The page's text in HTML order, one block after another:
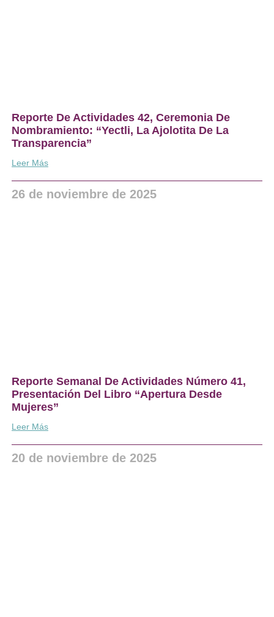
Reporte De Actividades 42, Ceremonia De
Nombramiento: “Yectli, La Ajolotita De La
Transparencia”
Leer Más
26 de noviembre de 2025
Reporte Semanal De Actividades Número 41,
Presentación Del Libro “Apertura Desde
Mujeres”
Leer Más
20 de noviembre de 2025